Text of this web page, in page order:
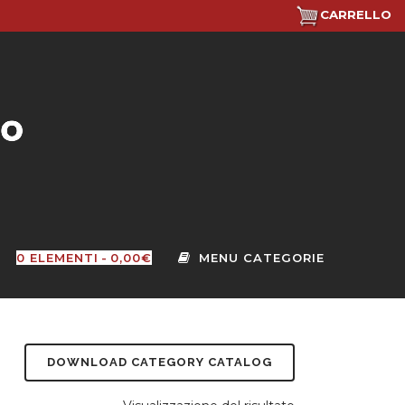
CARRELLO
0 ELEMENTI 0,00€
DOWNLOAD CATEGORY CATALOG